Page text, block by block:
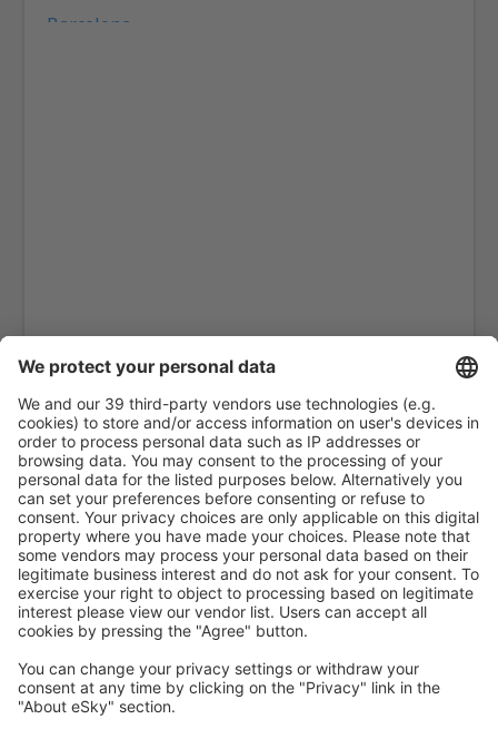
Barcelona
Jerez de la Frontera La Parra (XRY)
Santiago de Compostela Lavacolla (SCQ)
Leon Airport (LEN)
Lleida-Alguaire Airport (ILD)
Madri Barajas (MAD)
Valência Manises (VLC)
Salamanca Matacán (SLM)
Melilla Airport (MLN)